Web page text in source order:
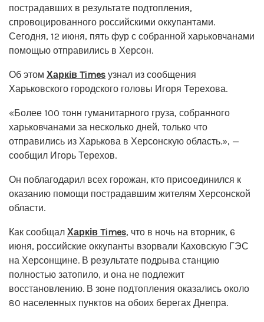
пострадавших в результате подтопления,
спровоцированного российскими оккупантами.
Сегодня, 12 июня, пять фур с собранной харьковчанами
помощью отправились в Херсон.
Об этом Харків Times узнал из сообщения
Харьковского городского головы Игоря Терехова.
«Более 100 тонн гуманитарного груза, собранного
харьковчанами за несколько дней, только что
отправились из Харькова в Херсонскую область.», —
сообщил Игорь Терехов.
Он поблагодарил всех горожан, кто присоединился к
оказанию помощи пострадавшим жителям Херсонской
области.
Как сообщал Харків Times, что в ночь на вторник, 6
июня, российские оккупанты взорвали Каховскую ГЭС
на Херсонщине. В результате подрыва станцию
полностью затопило, и она не подлежит
восстановлению. В зоне подтопления оказались около
80 населенных пунктов на обоих берегах Днепра.